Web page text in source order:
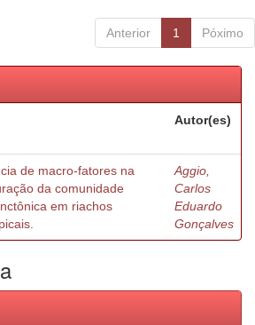
Anterior 1 Póximo
Autor(es)
de macro-fatores na
da comunidade
em riachos
Aggio,
Carlos
Eduardo
Gonçalves